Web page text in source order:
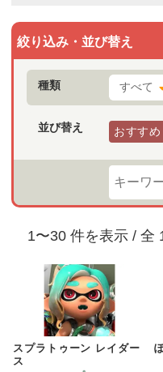
絞り込み・並び替え
種類 すべて
並び替え おすすめ
1〜30 件を表示 / 全
スプラトゥーン レイダー
ス